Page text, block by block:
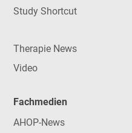
Study Shortcut
Therapie News
Video
Fachmedien
AHOP-News